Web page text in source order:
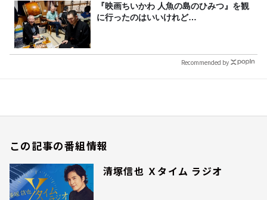
『映画ちいかわ 人魚の島のひみつ』を観
に行ったのはいいけれど…
Recommended by
この記事の番組情報
清塚信也 Ｘタイム ラジオ